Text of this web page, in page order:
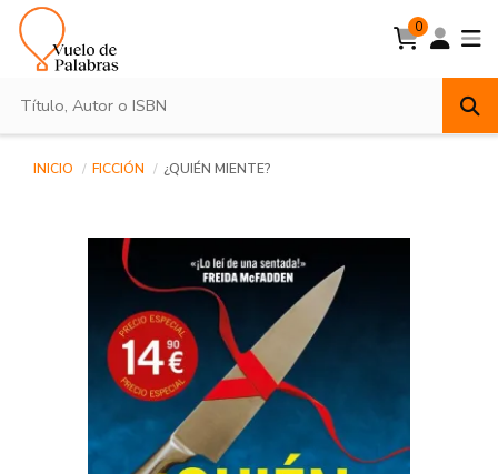
0
INICIO FICCIÓN ¿QUIÉN MIENTE?